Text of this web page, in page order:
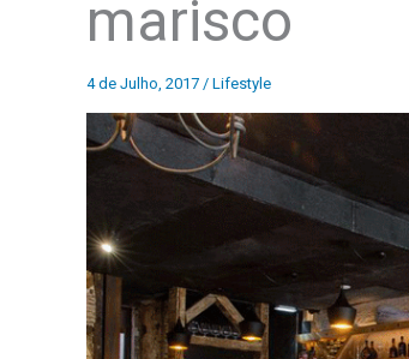
marisco
4 de Julho, 2017 / Lifestyle